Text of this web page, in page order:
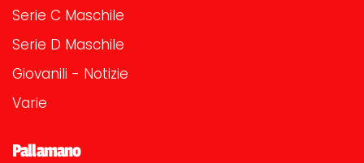
Serie C Maschile
Serie D Maschile
Giovanili - Notizie
Varie
Pallamano